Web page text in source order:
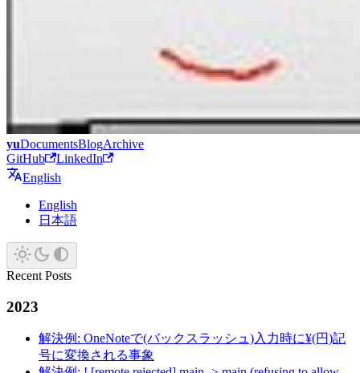
yuDocumentsBlogArchive
GitHub
LinkedIn
English
English
日本語
Recent Posts
2023
解決例: OneNoteで(バックスラッシュ)入力時に¥(円)記
号に変換される事象